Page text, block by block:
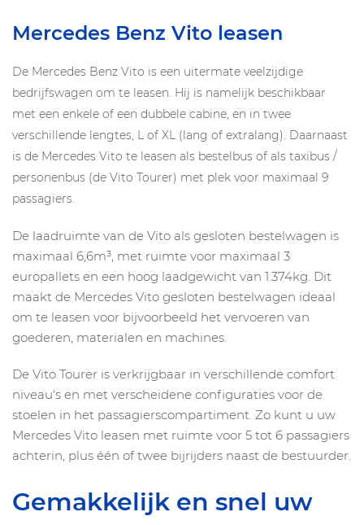
Mercedes Benz Vito leasen
De Mercedes Benz Vito is een uitermate veelzijdige
bedrijfswagen om te leasen. Hij is namelijk beschikbaar
met een enkele of een dubbele cabine, en in twee
verschillende lengtes, L of XL (lang of extralang). Daarnaast
is de Mercedes Vito te leasen als bestelbus of als taxibus /
personenbus (de Vito Tourer) met plek voor maximaal 9
passagiers.
De laadruimte van de Vito als gesloten bestelwagen is
maximaal 6,6m³, met ruimte voor maximaal 3
europallets en een hoog laadgewicht van 1.374kg. Dit
maakt de Mercedes Vito gesloten bestelwagen ideaal
om te leasen voor bijvoorbeeld het vervoeren van
goederen, materialen en machines.
De Vito Tourer is verkrijgbaar in verschillende comfort
niveau's en met verscheidene configuraties voor de
stoelen in het passagierscompartiment. Zo kunt u uw
Mercedes Vito leasen met ruimte voor 5 tot 6 passagiers
achterin, plus één of twee bijrijders naast de bestuurder.
Gemakkelijk en snel uw